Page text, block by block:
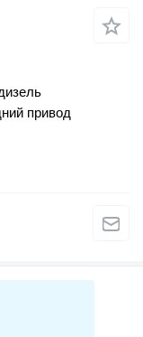
привод